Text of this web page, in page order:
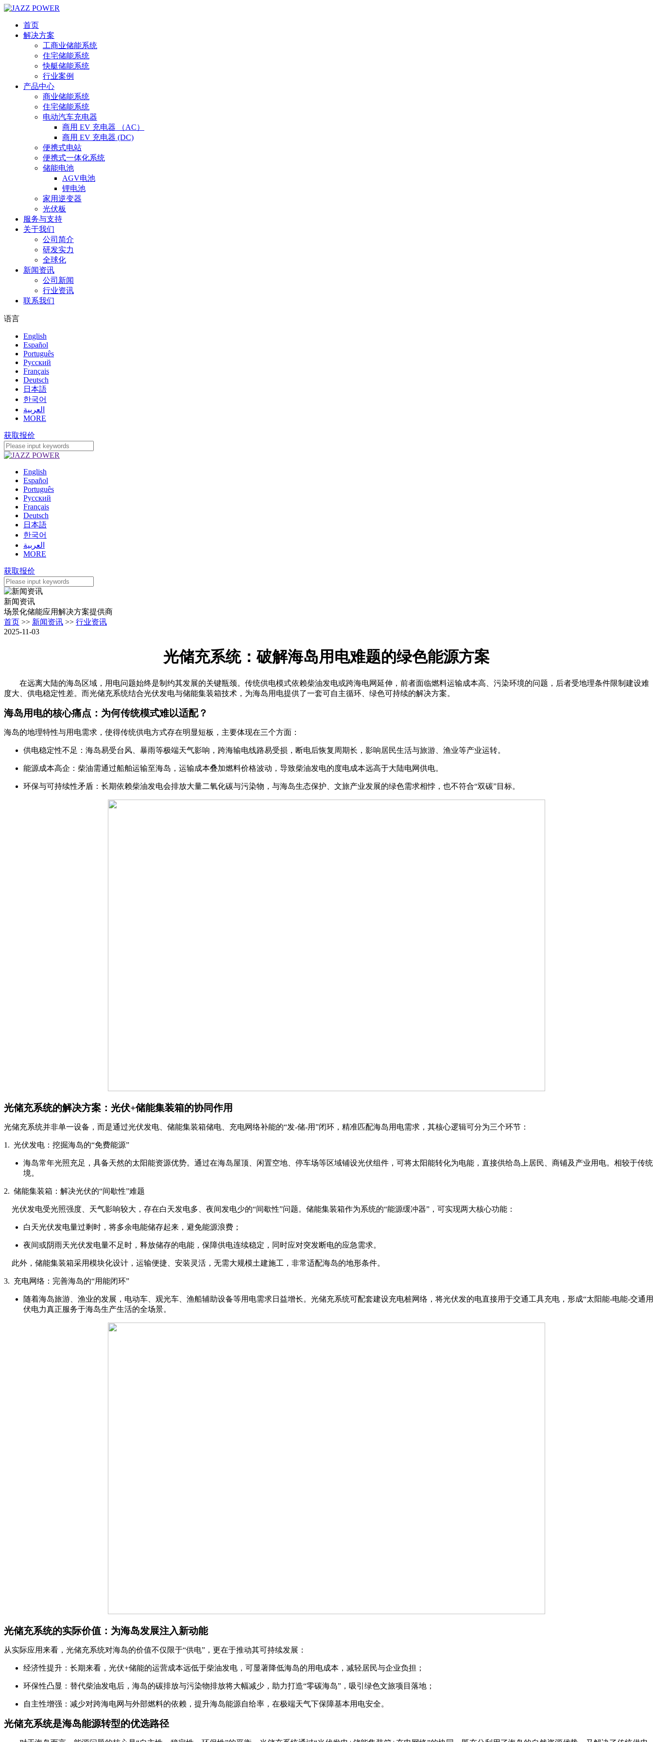
首页
解决方案
工商业储能系统
住宅储能系统
快艇储能系统
行业案例
产品中心
商业储能系统
住宅储能系统
电动汽车充电器
商用 EV 充电器 （AC）
商用 EV 充电器 (DC)
便携式电站
便携式一体化系统
储能电池
AGV电池
锂电池
家用逆变器
光伏板
服务与支持
关于我们
公司简介
研发实力
全球化
新闻资讯
公司新闻
行业资讯
联系我们
语言
English
Español
Português
Pусский
Français
Deutsch
日本語
한국어
العربية
MORE
获取报价
English
Español
Português
Pусский
Français
Deutsch
日本語
한국어
العربية
MORE
获取报价
新闻资讯
场景化储能应用解决方案提供商
首页 >> 新闻资讯 >> 行业资讯
2025-11-03
光储充系统：破解海岛用电难题的绿色能源方案
在远离大陆的海岛区域，用电问题始终是制约其发展的关键瓶颈。传统供电模式依赖柴油发电或跨海电网延伸，前者面临燃料运输成本高、污染环境的问题，后者受地理条件限制建设难
度大、供电稳定性差。而光储充系统结合光伏发电与储能集装箱技术，为海岛用电提供了一套可自主循环、绿色可持续的解决方案。
海岛用电的核心痛点：为何传统模式难以适配？
海岛的地理特性与用电需求，使得传统供电方式存在明显短板，主要体现在三个方面：
供电稳定性不足：海岛易受台风、暴雨等极端天气影响，跨海输电线路易受损，断电后恢复周期长，影响居民生活与旅游、渔业等产业运转。
能源成本高企：柴油需通过船舶运输至海岛，运输成本叠加燃料价格波动，导致柴油发电的度电成本远高于大陆电网供电。
环保与可持续性矛盾：长期依赖柴油发电会排放大量二氧化碳与污染物，与海岛生态保护、文旅产业发展的绿色需求相悖，也不符合“双碳”目标。
光储充系统的解决方案：光伏+储能集装箱的协同作用
光储充系统并非单一设备，而是通过光伏发电、储能集装箱储电、充电网络补能的“发-储-用”闭环，精准匹配海岛用电需求，其核心逻辑可分为三个环节：
1. 光伏发电：挖掘海岛的“免费能源”
海岛常年光照充足，具备天然的太阳能资源优势。通过在海岛屋顶、闲置空地、停车场等区域铺设光伏组件，可将太阳能转化为电能，直接供给岛上居民、商铺及产业用电。相较于
境。
2. 储能集装箱：解决光伏的“间歇性”难题
光伏发电受光照强度、天气影响较大，存在白天发电多、夜间发电少的“间歇性”问题。储能集装箱作为系统的“能源缓冲器”，可实现两大核心功能：
白天光伏发电量过剩时，将多余电能储存起来，避免能源浪费；
夜间或阴雨天光伏发电量不足时，释放储存的电能，保障供电连续稳定，同时应对突发断电的应急需求。
此外，储能集装箱采用模块化设计，运输便捷、安装灵活，无需大规模土建施工，非常适配海岛的地形条件。
3. 充电网络：完善海岛的“用能闭环”
随着海岛旅游、渔业的发展，电动车、观光车、渔船辅助设备等用电需求日益增长。光储充系统可配套建设充电桩网络，将光伏发的电直接用于交通工具充电，形成“太阳能-电能-交
伏电力真正服务于海岛生产生活的全场景。
光储充系统的实际价值：为海岛发展注入新动能
从实际应用来看，光储充系统对海岛的价值不仅限于“供电”，更在于推动其可持续发展：
经济性提升：长期来看，光伏+储能的运营成本远低于柴油发电，可显著降低海岛的用电成本，减轻居民与企业负担；
环保性凸显：替代柴油发电后，海岛的碳排放与污染物排放将大幅减少，助力打造“零碳海岛”，吸引绿色文旅项目落地；
自主性增强：减少对跨海电网与外部燃料的依赖，提升海岛能源自给率，在极端天气下保障基本用电安全。
光储充系统是海岛能源转型的优选路径